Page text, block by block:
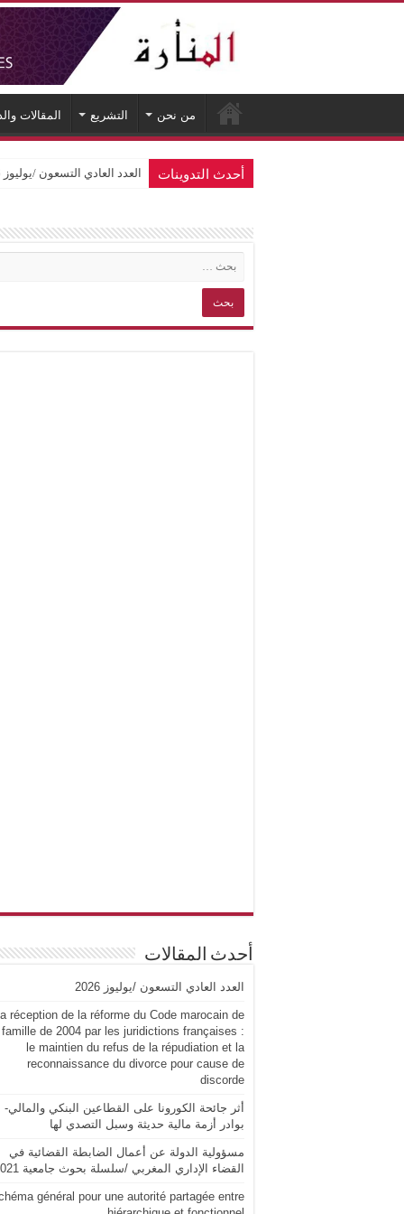
من نحن التشريع المقالات
أحدث التدوينات العدد العادي التسعون /يوليوز 2026
أحدث المقالات
العدد العادي التسعون /يوليوز 2026
La réception de la réforme du Code marocain de
famille de 2004 par les juridictions françaises :
le maintien du refus de la répudiation et la
reconnaissance du divorce pour cause de
discorde
أثر جائحة الكورونا على القطاعين البنكي والمالي-
بوادر أزمة مالية حديثة وسبل التصدي لها
مسؤولية الدولة عن أعمال الضابطة القضائية في
القضاء الإداري المغربي /سلسلة بحوث جامعية 2021
général pour une autorité partagée entre